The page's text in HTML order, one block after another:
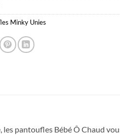
Minky Unies
les pantoufles Bébé Ô Chaud